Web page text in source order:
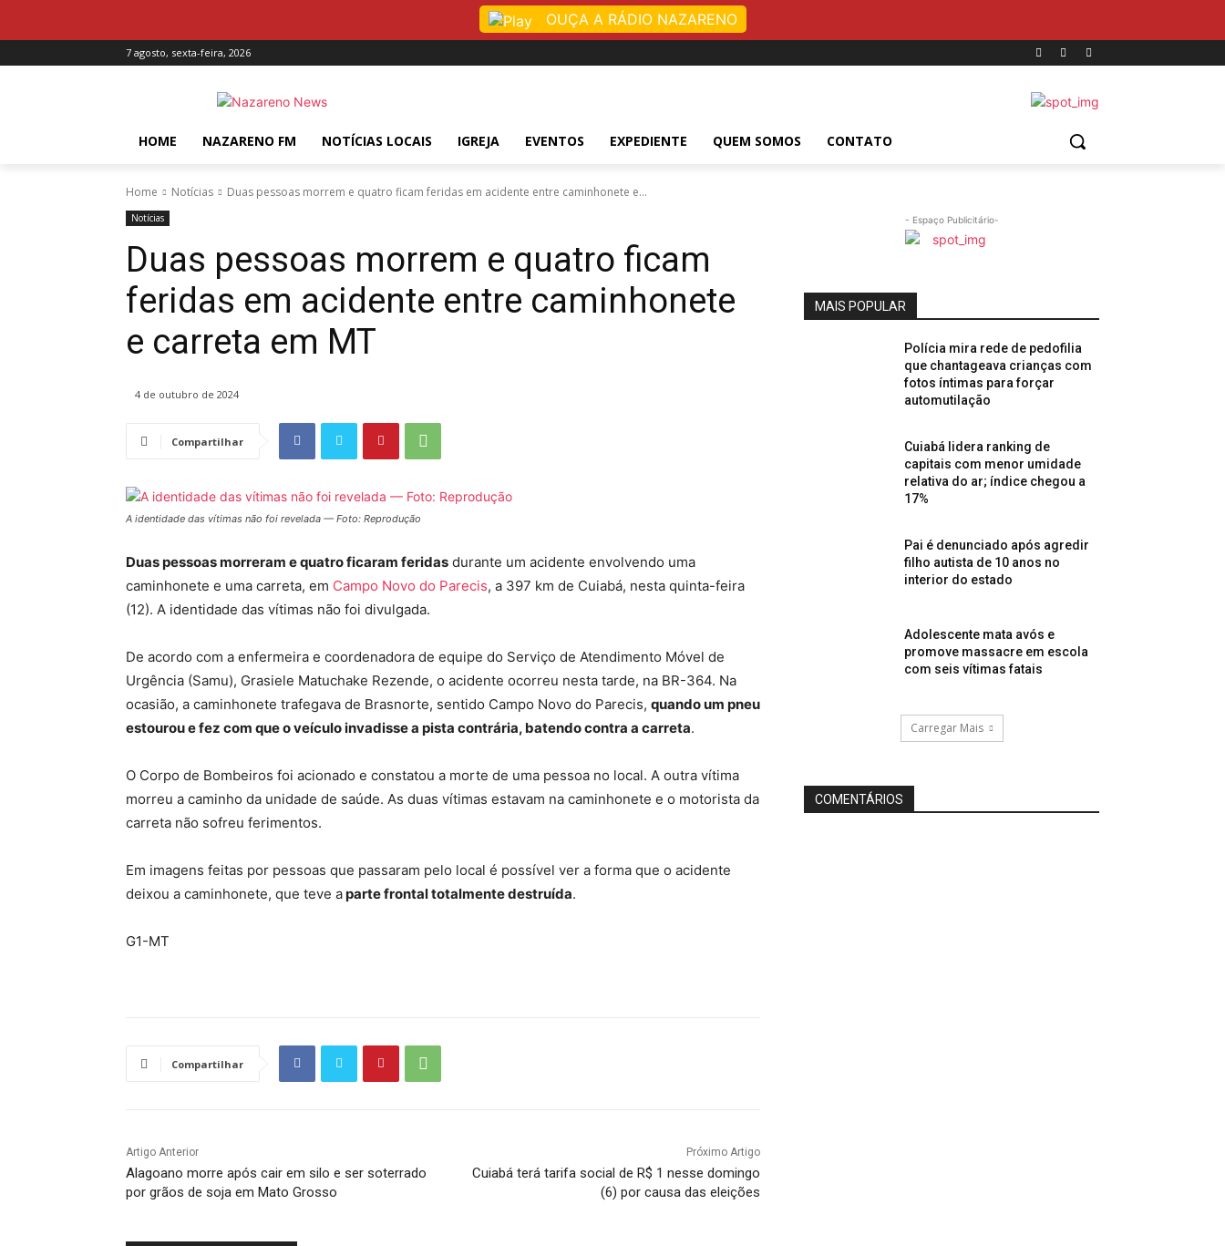
7 agosto, sexta-feira, 2026
HOME NAZARENO FM NOTÍCIAS LOCAIS IGREJA EVENTOS EXPEDIENTE QUEM SOMOS CONTATO
Home Notícias Duas pessoas morrem e quatro ficam feridas em acidente entre caminhonete e...
Notícias
Duas pessoas morrem e quatro ficam
feridas em acidente entre caminhonete
e carreta em MT
4 de outubro de 2024
Compartilhar
A identidade das vítimas não foi revelada — Foto: Reprodução
Duas pessoas morreram e quatro ficaram feridas durante um acidente envolvendo uma
caminhonete e uma carreta, em Campo Novo do Parecis, a 397 km de Cuiabá, nesta quinta-feira
(12). A identidade das vítimas não foi divulgada.
De acordo com a enfermeira e coordenadora de equipe do Serviço de Atendimento Móvel de
Urgência (Samu), Grasiele Matuchake Rezende, o acidente ocorreu nesta tarde, na BR-364. Na
ocasião, a caminhonete trafegava de Brasnorte, sentido Campo Novo do Parecis, quando um pneu
estourou e fez com que o veículo invadisse a pista contrária, batendo contra a carreta.
O Corpo de Bombeiros foi acionado e constatou a morte de uma pessoa no local. A outra vítima
morreu a caminho da unidade de saúde. As duas vítimas estavam na caminhonete e o motorista da
carreta não sofreu ferimentos.
Em imagens feitas por pessoas que passaram pelo local é possível ver a forma que o acidente
deixou a caminhonete, que teve aparte frontal totalmente destruída.
G1-MT
Compartilhar
Artigo Anterior
Alagoano morre após cair em silo e ser soterrado
por grãos de soja em Mato Grosso
Próximo Artigo
Cuiabá terá tarifa social de R$ 1 nesse domingo
(6) por causa das eleições
- Espaço Publicitário-
MAIS POPULAR
Polícia mira rede de pedofilia
que chantageava crianças com
fotos íntimas para forçar
automutilação
Cuiabá lidera ranking de
capitais com menor umidade
relativa do ar; índice chegou a
17%
Pai é denunciado após agredir
filho autista de 10 anos no
interior do estado
Adolescente mata avós e
promove massacre em escola
com seis vítimas fatais
Carregar Mais
COMENTÁRIOS
OUÇA A RÁDIO NAZARENO